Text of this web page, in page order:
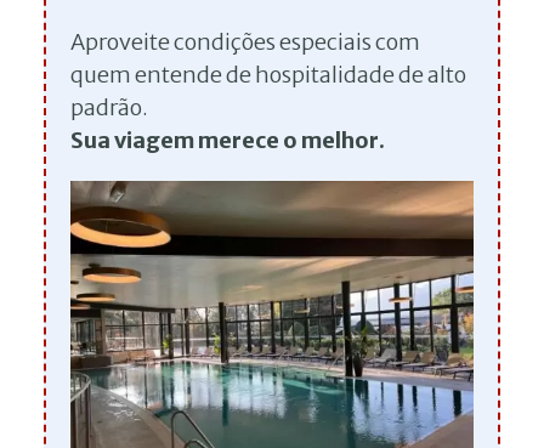
Aproveite condições especiais com
quem entende de hospitalidade de alto
padrão.
Sua viagem merece o melhor.